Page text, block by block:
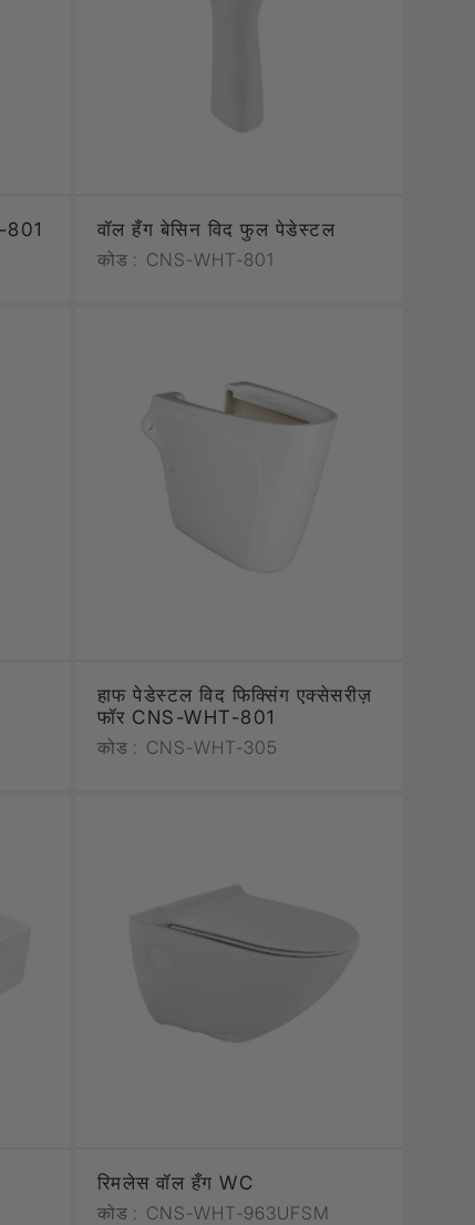
801
वॉल हँग बेसिन विद फुल पेडेस्टल
कोड : CNS-WHT-801
हाफ पेडेस्टल विद फिक्सिंग एक्सेसरीज़
फॉर CNS-WHT-801
कोड : CNS-WHT-305
रिमलेस वॉल हँग WC
कोड : CNS-WHT-963UFSM